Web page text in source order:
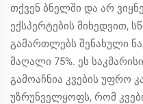
თქვენ ბნელში და არ
ექსპერტების მიხედვით,
გამართლებს შენახული
მაღალი 75%. ეს
გამოაჩნია კვების უფრო
უზრუნველყოფს, რომ